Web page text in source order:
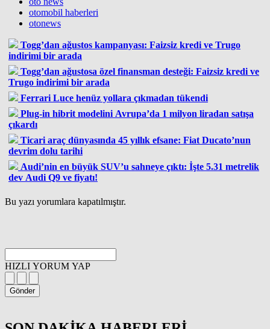
otomobil haberleri
otonews
Togg’dan ağustos kampanyası: Faizsiz kredi ve Trugo
indirimi bir arada
Togg’dan ağustosa özel finansman desteği: Faizsiz kredi ve
Trugo indirimi bir arada
Ferrari Luce henüz yollara çıkmadan tükendi
Plug-in hibrit modelini Avrupa’da 1 milyon liradan satışa
çıkardı
Ticari araç dünyasında 45 yıllık efsane: Fiat Ducato’nun
devrim dolu tarihi
Audi’nin en büyük SUV’u sahneye çıktı: İşte 5.31 metrelik
dev Audi Q9 ve fiyatı!
Bu yazı yorumlara kapatılmıştır.
HIZLI YORUM YAP
Gönder